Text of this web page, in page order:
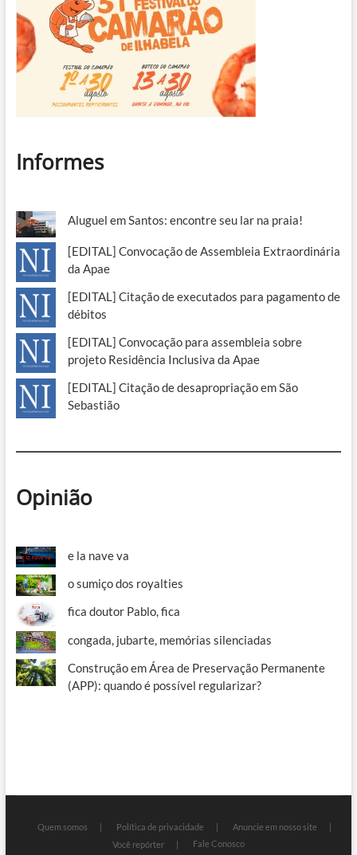
Informes
Aluguel em Santos: encontre seu lar na praia!
[EDITAL] Convocação de Assembleia Extraordinária
da Apae
[EDITAL] Citação de executados para pagamento de
débitos
[EDITAL] Convocação para assembleia sobre
projeto Residência Inclusiva da Apae
[EDITAL] Citação de desapropriação em São
Sebastião
Opinião
e la nave va
o sumiço dos royalties
fica doutor Pablo, fica
congada, jubarte, memórias silenciadas
Construção em Área de Preservação Permanente
(APP): quando é possível regularizar?
Quem somos Política de privacidade
Anuncie em nosso site
Você repórter
Fale Conosco